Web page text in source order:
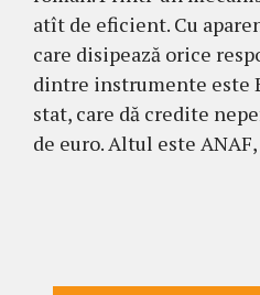
atît de eficient. Cu
care disipează orice
dintre instrumente este
stat, care dă credite
de euro. Altul este